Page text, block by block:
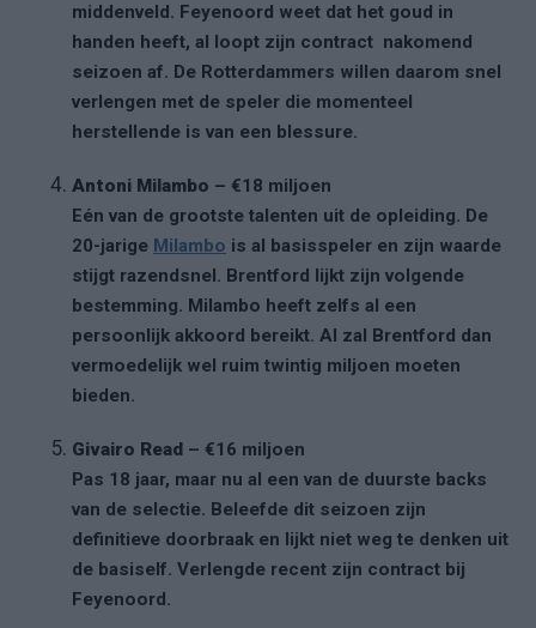
middenveld. Feyenoord weet dat het goud in
handen heeft, al loopt zijn contract nakomend
seizoen af. De Rotterdammers willen daarom snel
verlengen met de speler die momenteel
herstellende is van een blessure.
Antoni Milambo – €18 miljoen
Eén van de grootste talenten uit de opleiding. De
20-jarige Milambo is al basisspeler en zijn waarde
stijgt razendsnel. Brentford lijkt zijn volgende
bestemming. Milambo heeft zelfs al een
persoonlijk akkoord bereikt. Al zal Brentford dan
vermoedelijk wel ruim twintig miljoen moeten
bieden.
Givairo Read – €16 miljoen
Pas 18 jaar, maar nu al een van de duurste backs
van de selectie. Beleefde dit seizoen zijn
definitieve doorbraak en lijkt niet weg te denken uit
de basiself. Verlengde recent zijn contract bij
Feyenoord.